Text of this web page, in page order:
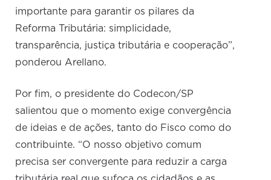
importante para garantir os pilares da
Reforma Tributária: simplicidade,
transparência, justiça tributária e cooperação”,
ponderou Arellano.
Por fim, o presidente do Codecon/SP
salientou que o momento exige convergência
de ideias e de ações, tanto do Fisco como do
contribuinte. “O nosso objetivo comum
precisa ser convergente para reduzir a carga